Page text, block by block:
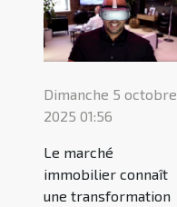
Dimanche 5 octobre
2025 01:56
Le marché
immobilier connaît
une transformation